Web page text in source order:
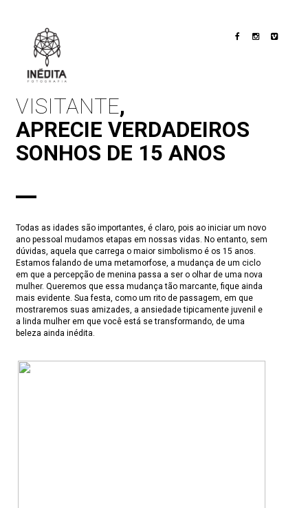
VISITANTE,
APRECIE VERDADEIROS
SONHOS DE 15 ANOS
Todas as idades são importantes, é claro, pois ao iniciar um novo
ano pessoal mudamos etapas em nossas vidas. No entanto, sem
dúvidas, aquela que carrega o maior simbolismo é os 15 anos.
Estamos falando de uma metamorfose, a mudança de um ciclo
em que a percepção de menina passa a ser o olhar de uma nova
mulher. Queremos que essa mudança tão marcante, fique ainda
mais evidente. Sua festa, como um rito de passagem, em que
mostraremos suas amizades, a ansiedade tipicamente juvenil e
a linda mulher em que você está se transformando, de uma
beleza ainda inédita.